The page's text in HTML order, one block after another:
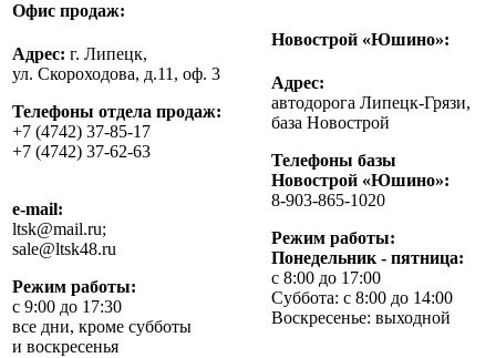
Офис продаж:
Адрес: г. Липецк,
ул. Скороходова, д.11, оф. 3
Телефоны отдела продаж:
+7 (4742) 37-85-17
+7 (4742) 37-62-63
e-mail:
ltsk@mail.ru;
sale@ltsk48.ru
Режим работы:
с 9:00 до 17:30
все дни, кроме субботы
и воскресенья
Новострой «Юшино»:
Адрес:
автодорога Липецк-Грязи,
база Новострой
Телефоны базы
Новострой «Юшино»:
8-903-865-1020
Режим работы:
Понедельник - пятница:
с 8:00 до 17:00
Суббота: с 8:00 до 14:00
Воскресенье: выходной